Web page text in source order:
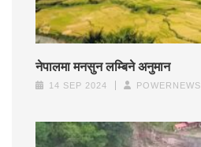
नेपालमा मनसुन लम्बिने अनुमान
14 SEP 2024 POWERNEWS